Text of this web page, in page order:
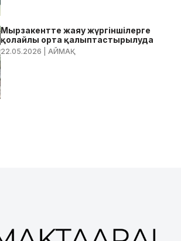
Мырзакентте жаяу жүргіншілерге
қолайлы орта қалыптастырылуда
22.05.2026 | АЙМАҚ